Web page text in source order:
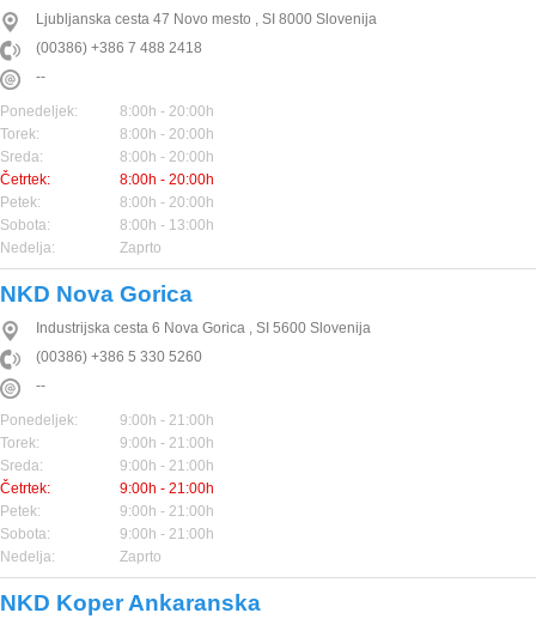
Ljubljanska cesta 47 Novo mesto , SI 8000 Slovenija
(00386) +386 7 488 2418
--
Ponedeljek:
8:00h - 20:00h
Torek:
8:00h - 20:00h
Sreda:
8:00h - 20:00h
Četrtek:
8:00h - 20:00h
Petek:
8:00h - 20:00h
Sobota:
8:00h - 13:00h
Nedelja:
Zaprto
NKD Nova Gorica
Industrijska cesta 6 Nova Gorica , SI 5600 Slovenija
(00386) +386 5 330 5260
--
Ponedeljek:
9:00h - 21:00h
Torek:
9:00h - 21:00h
Sreda:
9:00h - 21:00h
Četrtek:
9:00h - 21:00h
Petek:
9:00h - 21:00h
Sobota:
9:00h - 21:00h
Nedelja:
Zaprto
NKD Koper Ankaranska